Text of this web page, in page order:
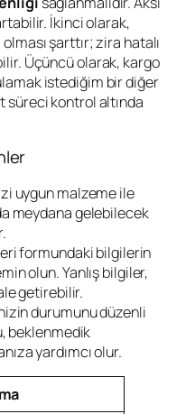
İkinci olarak,
şarttır; zira hatalı
Üçüncü olarak, kargo
istediğim bir diğer
süreci kontrol altında
uygun malzeme ile
meydana gelebilecek
formundaki bilgilerin
olun. Yanlış bilgiler,
getirebilir.
durumunu düzenli
beklenmedik
yardımcı olur.